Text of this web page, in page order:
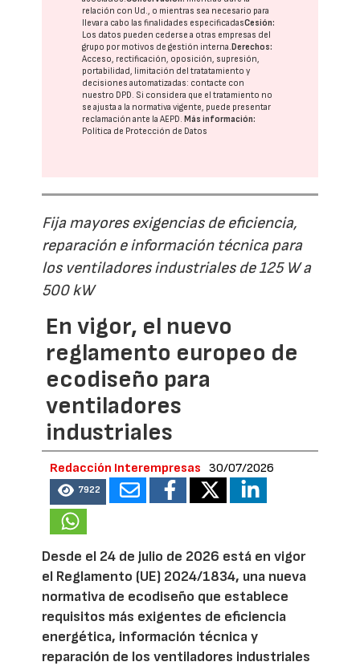
relación con Ud., o mientras sea necesario para
llevar a cabo las finalidades especificadasCesión:
Los datos pueden cederse a otras empresas del
grupo por motivos de gestión interna. Derechos:
Acceso, rectificación, oposición, supresión,
portabilidad, limitación del tratatamiento y
decisiones automatizadas: contacte con
nuestro DPD. Si considera que el tratamiento no
se ajusta a la normativa vigente, puede presentar
reclamación ante laAEPD. Más información:
Política de Protección de Datos
Fija mayores exigencias de eficiencia,
reparación e información técnica para
los ventiladores industriales de 125 W a
500 kW
En vigor, el nuevo
reglamento europeo de
ecodiseño para
ventiladores
industriales
Redacción Interempresas 30/07/2026
7922
Desde el 24 de julio de 2026 está en vigor
el Reglamento (UE) 2024/1834, una nueva
normativa de ecodiseño que establece
requisitos más exigentes de eficiencia
energética, información técnica y
reparación de los ventiladores industriales